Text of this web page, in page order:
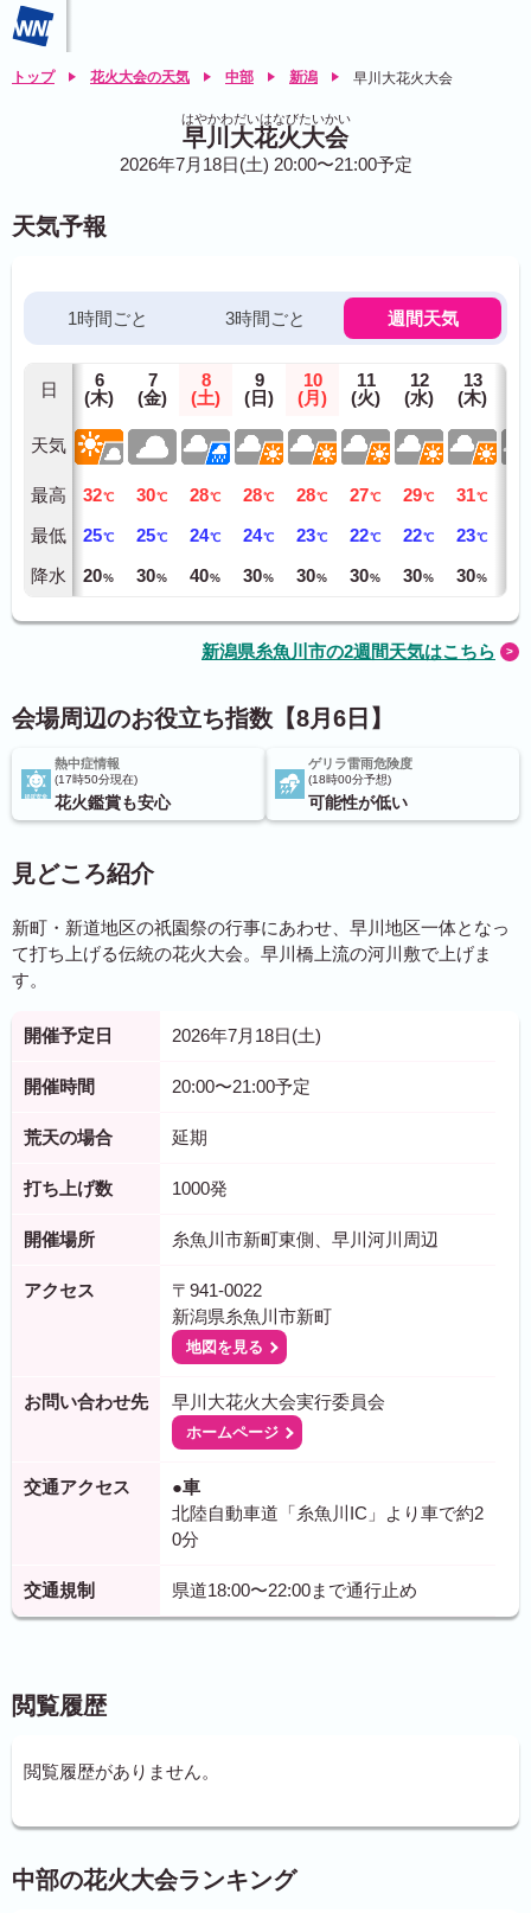
トップ 花火大会の天気 中部 新潟 早川大花火大会
はやかわだいはなびたいかい
早川大花火大会
2026年7月18日(土) 20:00〜21:00予定
天気予報
1時間ごと 3時間ごと 週間天気
日
天気
最高
最低
降水
6
(木)
32℃
25℃
20%
7
(金)
30℃
25℃
30%
8
(土)
28℃
24℃
40%
9
(日)
28℃
24℃
30%
10
(月)
28℃
23℃
30%
11
(火)
27℃
22℃
30%
12
(水)
29℃
22℃
30%
13
(木)
31℃
23℃
30%
新潟県糸魚川市の2週間天気はこちら
会場周辺のお役立ち指数【8月6日】
熱中症情報
17時50分現在
花火鑑賞も安心
ゲリラ雷雨危険度
18時00分予想
可能性が低い
見どころ紹介
新町・新道地区の祇園祭の行事にあわせ、早川地区一体となっ
て打ち上げる伝統の花火大会。早川橋上流の河川敷で上げま
す。
開催予定日 2026年7月18日(土)
開催時間 20:00〜21:00予定
荒天の場合 延期
打ち上げ数 1000発
開催場所 糸魚川市新町東側、早川河川周辺
アクセス
〒941-0022
新潟県糸魚川市新町
地図を見る
お問い合わせ先 早川大花火大会実行委員会
ホームページ
交通アクセス
●車
北陸自動車道「糸魚川IC」より車で約2
0分
交通規制 県道18:00〜22:00まで通行止め
閲覧履歴
閲覧履歴がありません。
中部の花火大会ランキング